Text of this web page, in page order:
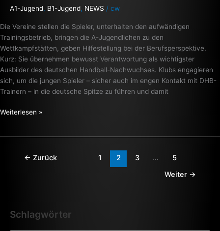
A1-Jugend, B1-Jugend, NEWS / cw
Die Vereine stellen die Spieler, unterhalten den aufwändigen
Trainingsbetrieb, bringen die A-Jugendlichen zu den
Wettkampfstätten, geben Hilfestellung bei der Berufsperspektive.
Kurz: Sie übernehmen bewusst Verantwortung als wichtigster
Ausbilder des deutschen Handball-Nachwuchses. Klubs engagieren
sich, um die jungen Spieler – sicher auch im engen Kontakt mit DHB-
Trainern – in die deutsche Spitze zu führen und damit
Jugend
++
Weiterlesen »
← Zurück 1 2 3 …
5
Weiter →
Schlagwörter